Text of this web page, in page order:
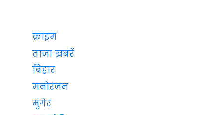
क्राइम
ताजा ख़बरें
बिहार
मनोरंजन
मुंगेर